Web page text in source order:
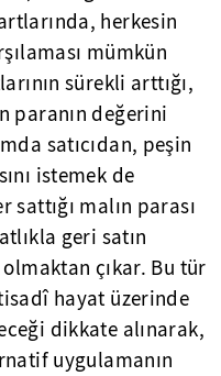
herkesin
mümkün
sürekli arttığı,
paranın değerini
satıcıdan, peşin
istemek de
sattığı malın parası
geri satın
çıkar. Bu tür
hayat üzerinde
dikkate alınarak,
uygulamanın